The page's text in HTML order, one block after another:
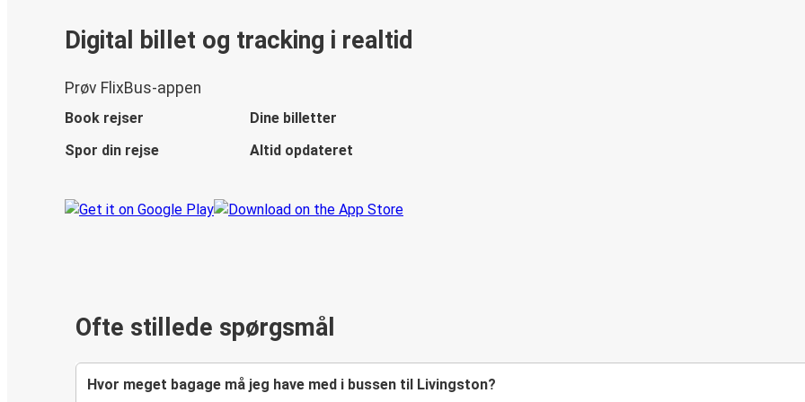
Digital billet og tracking i realtid
Prøv FlixBus-appen
Book rejser
Dine billetter
Spor din rejse
Altid opdateret
Ofte stillede spørgsmål
Hvor meget bagage må jeg have med i bussen til Livingston?